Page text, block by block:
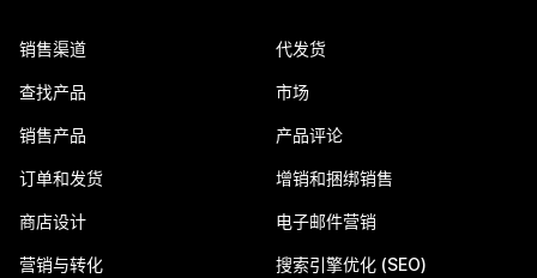
销售渠道
查找产品
销售产品
订单和发货
商店设计
营销与转化
代发货
市场
产品评论
增销和捆绑销售
电子邮件营销
搜索引擎优化 (SEO)